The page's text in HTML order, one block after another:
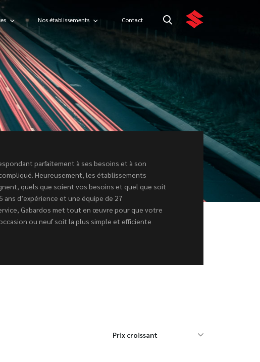
Nos établissements Contact
parfaitement à ses besoins et à son
Heureusement, les établissements
quels que soient vos besoins et quel que soit
ans d’expérience et une équipe de 27
Gabardos met tout en œuvre pour que votre
ou neuf soit la plus simple et efficiente
Prix croissant